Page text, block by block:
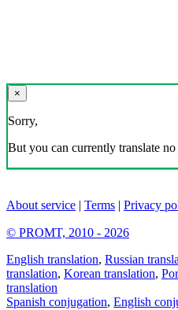
×
Sorry,
But you can currently translate
About service | Terms | Privacy
© PROMT, 2010 - 2026
English translation, Russian
translation, Korean translation,
translation
Spanish conjugation, English